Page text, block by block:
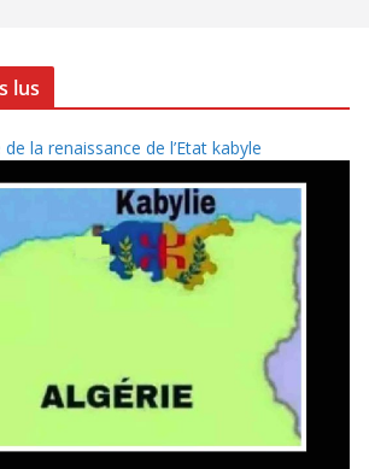
lus
la renaissance de l’Etat kabyle